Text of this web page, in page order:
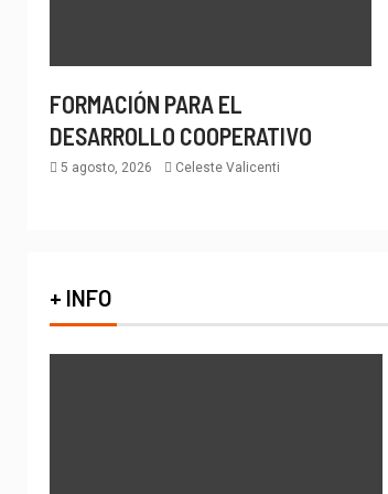
FORMACIÓN PARA EL
DESARROLLO COOPERATIVO
5 agosto, 2026 Celeste Valicenti
+ INFO